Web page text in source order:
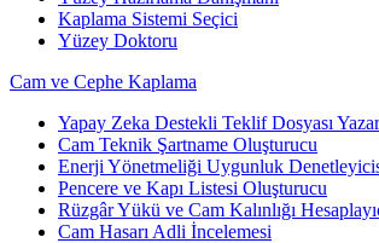
Kaplama Sistemi Seçici
Yüzey Doktoru
Cam ve Cephe Kaplama
Yapay Zeka Destekli Teklif Dosyası
Cam Teknik Şartname Oluşturucu
Enerji Yönetmeliği Uygunluk
Pencere ve Kapı Listesi Oluşturucu
Rüzgâr Yükü ve Cam Kalınlığı
Cam Hasarı Adli İncelemesi